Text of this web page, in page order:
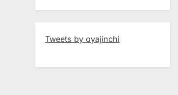
Tweets by oyajinchi